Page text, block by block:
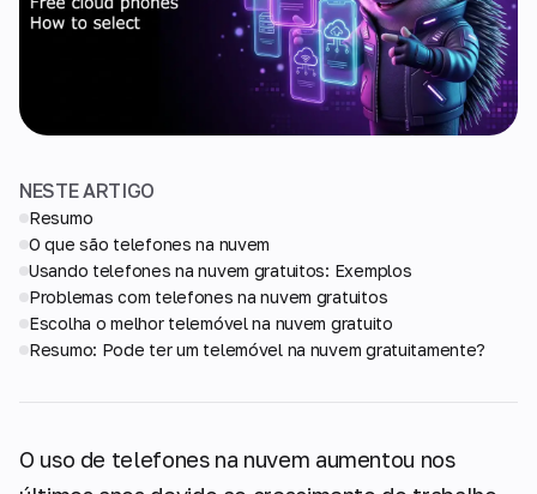
NESTE ARTIGO
Resumo
O que são telefones na nuvem
Usando telefones na nuvem gratuitos: Exemplos
Problemas com telefones na nuvem gratuitos
Escolha o melhor telemóvel na nuvem gratuito
Resumo: Pode ter um telemóvel na nuvem gratuitamente?
O uso de telefones na nuvem aumentou nos